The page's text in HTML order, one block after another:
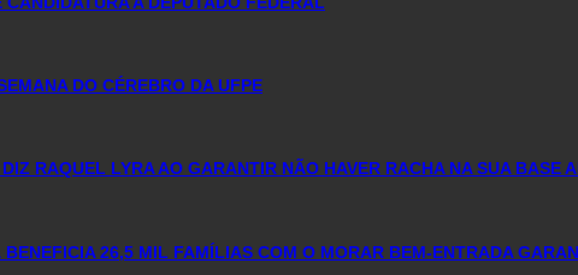
DO CÉREBRO DA UFPE
RAQUEL LYRA AO GARANTIR NÃO HAVER RACHA NA SUA BASE
26,5 MIL FAMÍLIAS COM O MORAR BEM-ENTRADA